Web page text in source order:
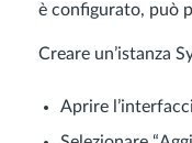
è configurato, può
Creare un’istanza
Aprire